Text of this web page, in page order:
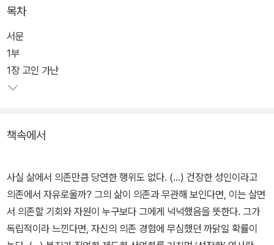
패하고 내려진 답을 거듭 번복하면서, 빈곤은 빈자에게 그렇듯 독자
에게도 과정이 된다. 그것은 어떤 과정일까?
도시 빈민, 공장노동자, 수급자, 불안한 청년, 농민공, 이주자, 여성,
토착민, 노예, 그리고 역사 이전부터 착취당해온 비인간까지…… 이
의 생활을 일정 기간 지켜보고 그의 생애 발걸음에 보폭을 맞추다 보
메우려는 끝없는 분전이라는 것을 알 수 있다. 주어진 조건이 어찌됐
건 취약한 존재가 세계 속에서 진정한 자기 자리를 찾기 위해 부단히
노력하는 과정, 그것이 빈곤이라고 20년간 빈곤을 연구해온 저자는
이야기한다.
목차
서문
1부
1장 고인 가난
책속에서
사실 삶에서 의존만큼 당연한 행위도 없다. (…) 건장한 성인이라고
의존에서 자유로울까? 그의 삶이 의존과 무관해 보인다면, 이는 살면
서 의존할 기회와 자원이 누구보다 그에게 넉넉했음을 뜻한다. 그가
독립적이라 느낀다면, 자신의 의존 경험에 무심했던 까닭일 확률이